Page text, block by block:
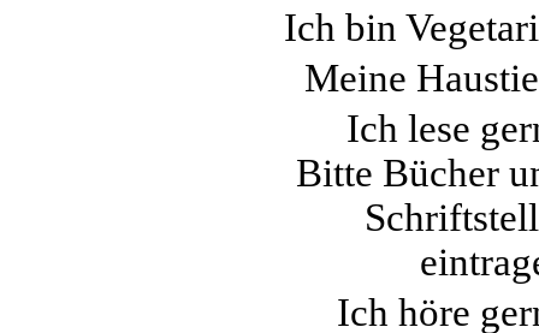
Ich bin
Meine
Ich lese
Bitte Bücher
Ich höre